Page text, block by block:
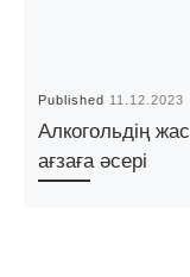
Published 11.12.2023
Алкогольдің жас
ағзаға әсері